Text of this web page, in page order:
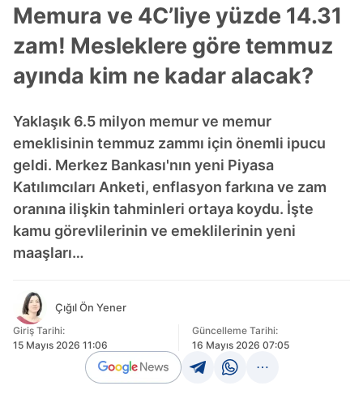
Memura ve 4C’liye yüzde 14.31
zam! Mesleklere göre temmuz
ayında kim ne kadar alacak?
Yaklaşık 6.5 milyon memur ve memur
emeklisinin temmuz zammı için önemli ipucu
geldi. Merkez Bankası'nın yeni Piyasa
Katılımcıları Anketi, enflasyon farkına ve zam
oranına ilişkin tahminleri ortaya koydu. İşte
kamu görevlilerinin ve emeklilerinin yeni
maaşları…
Çığıl Ön Yener
Giriş Tarihi:
15 Mayıs 2026 11:06
Güncelleme Tarihi:
16 Mayıs 2026 07:05